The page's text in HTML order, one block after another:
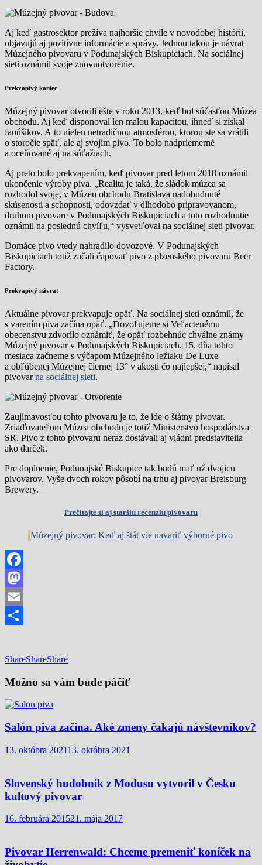
Aj keď gastrosektor prežíva najhoršie chvíle v novodobej histórii,
objavujú aj pozitívne informácie a správy. Jednou takou je návrat
Múzejného pivovaru v Podunajských Biskupiciach. Na sociálnej
sieti oznámil svoje znovuotvorenie.
Prekvapivý koniec
Múzejný pivovar otvorili ešte v roku 2013, keď bol súčasťou Múzea
obchodu. Aj keď disponoval len malou kapacitou, ihneď si získal
fanúšikov. A to nielen netradičnou atmosférou, ktorou ste sa vrátili
o storočie späť, ale aj svojim pivo. To bolo nadpriemerné
a oceňované aj na súťažiach.
Aj preto bolo prekvapením, keď pivovar pred letom 2018 oznámil
ukončenie výroby piva. „Realita je taká, že sládok múzea sa
rozhodol svoje, v Múzeu obchodu Bratislava nadobudnuté
skúsenosti a schopnosti, odovzdať v dlhodobo pripravovanom,
druhom pivovare v Podunajských Biskupiciach a toto rozhodnutie
oznámil na poslednú chvíľu,“ vysvetľoval na sociálnej sieti pivovar.
Domáce pivo vtedy nahradilo dovozové. V Podunajských
Biskupiciach totiž začali čapovať pivo z plzenského pivovaru Beer
Factory.
Prekvapivý návrat
Aktuálne pivovar prekvapuje opäť. Na sociálnej sieti oznámil, že
s varením piva začína opäť. „Dovoľujeme si Veľactenému
obecenstvu zdvorilo oznámiť, že opäť rozbehnúc chválne známy
Múzejný pivovar v Podunajských Biskupiciach. 15. dňa tohto
mesiaca začneme s výčapom Múzejného ležiaku De Luxe
a obľúbenej Múzejnej čiernej 13° v akosti čo najlepšej,“ napísal
pivovarna sociálnej sieti.
Zaujímavosťou tohto pivovaru je to, že ide o štátny pivovar.
Zriaďovateľom Múzea obchodu je totiž Ministerstvo hospodárstva
SR. Pivo z tohto pivovaru neraz dostávali aj vládni predstavitelia
ako darček.
Pre doplnenie, Podunajské Biskupice tak budú mať už dvojicu
pivovarov. Vyše dvoch rokov pôsobí na trhu aj pivovar Breisburg
Brewery.
Prečítajte si aj staršiu recenziu pivovaru
Múzejný pivovar: Keď aj štát vie navariť výborné pivo
Facebook
Mastodon
Email
ShareShareShare
Možno sa vám bude páčiť
Salón piva začína. Aké zmeny čakajú návštevníkov?
13. októbra 202113. októbra 2021
Slovenský hudobník z Modusu vytvoril v Česku
kultový pivovar
16. februára 201521. mája 2017
Pivovar Herrenwald: Chceme premeniť koníček na